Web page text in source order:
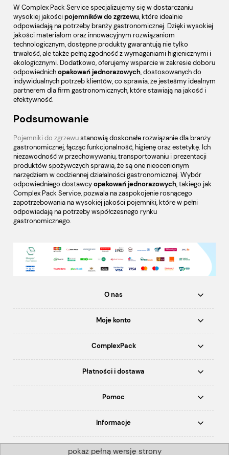
W Complex Pack Service specjalizujemy się w dostarczaniu
wysokiej jakościpojemników do zgrzewu, które idealnie
odpowiadają na potrzeby branży gastronomicznej. Dzięki wysokiej
jakości materiałom oraz innowacyjnym rozwiązaniom
technologicznym, dostępne produkty gwarantują nie tylko
trwałość, ale także pełną zgodność z wymaganiami higienicznymi i
ekologicznymi. Dodatkowo, oferujemy wsparcie w zakresie doboru
odpowiednichopakowań jednorazowych, dostosowanych do
indywidualnych potrzeb klientów, co sprawia, że jesteśmy idealnym
partnerem dla firm gastronomicznych, które stawiają na jakość i
efektywność.
Podsumowanie
Pojemniki do zgrzewustanowią doskonałe rozwiązanie dla branży
gastronomicznej, łącząc funkcjonalność, higienę oraz estetykę. Ich
niezawodność w przechowywaniu, transportowaniu i prezentacji
produktów spożywczych sprawia, że są one nieocenionym
narzędziem w codziennej działalności gastronomicznej. Wybór
odpowiedniego dostawcyopakowań jednorazowych, takiego jak
Complex Pack Service, pozwala na zaspokojenie rosnącego
zapotrzebowania na wysokiej jakości pojemniki, które w pełni
odpowiadają na potrzeby współczesnego rynku
gastronomicznego.
O nas
Moje konto
ComplexPack
Płatności i dostawa
Pomoc
Informacje
pokaż pełną wersję strony